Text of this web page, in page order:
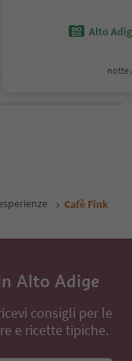
Alto
notte
Cafè Fink
Alto Adige
consigli per le
e ricette tipiche.